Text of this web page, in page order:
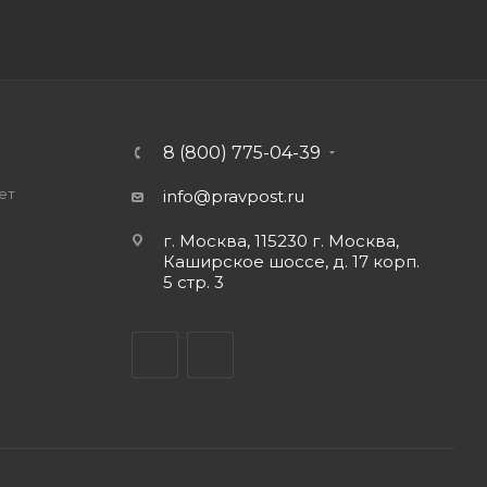
8 (800) 775-04-39
info@pravpost.ru
г. Москва, 115230 г. Москва,
Каширское шоссе, д. 17 корп.
5 стр. 3